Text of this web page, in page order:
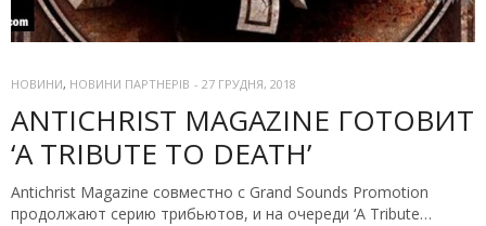
НОВИНИ, НОВИНИ ПАРТНЕРІВ - 27 ГРУДНЯ, 2018
ANTICHRIST MAGAZINE ГОТОВИТ
‘A TRIBUTE TO DEATH’
Antichrist Magazine совместно с Grand Sounds Promotion
продолжают серию трибьютов, и на очереди ‘A Tribute…